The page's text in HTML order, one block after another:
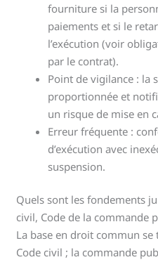
fourniture si la
paiements et si le
l’exécution (voir
par le contrat).
Point de vigilance : la
proportionnée et
un risque de mise en
Erreur fréquente :
d’exécution avec
suspension.
Quels sont les fondements
civil, Code de la commande
La base en droit commun se
Code civil ; la commande